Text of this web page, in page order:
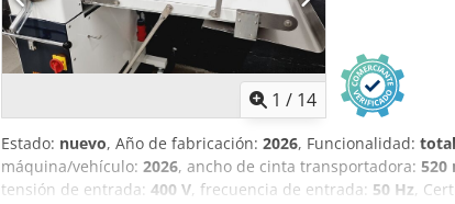
1 / 14
Estado: nuevo, Año de fabricación: 2026, Funcionalidad:
máquina/vehículo: 2026, ancho de cinta transportadora: 520
tensión de entrada: 400 V, frecuencia de entrada: 50 Hz,